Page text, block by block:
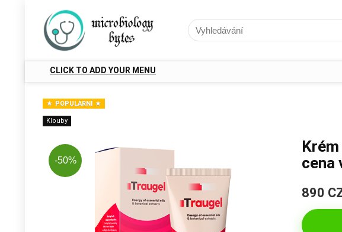
CLICK TO ADD YOUR MENU
POPULÁRNÍ
Klouby
-50%
cena
890